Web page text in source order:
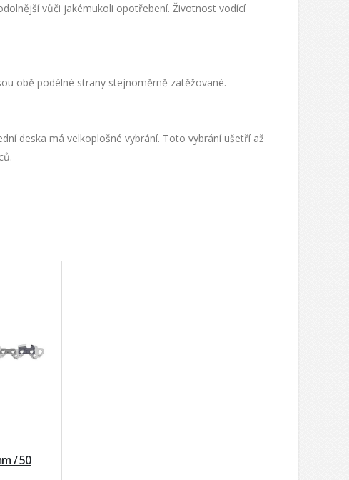
vůči jakémukoli opotřebení. Životnost vodící
obě podélné strany stejnoměrně zatěžované.
deska má velkoplošné vybrání. Toto vybrání ušetří až
/ 50